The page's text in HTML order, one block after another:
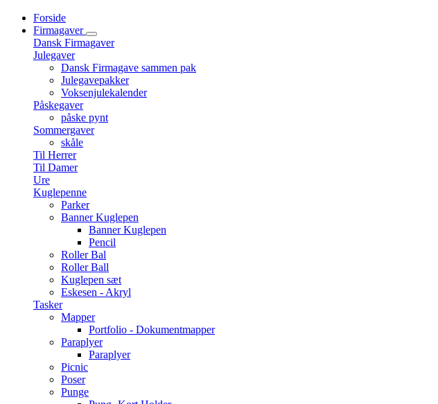
Forside
Firmagaver
Dansk Firmagaver
Julegaver
Dansk Firmagave sammen pak
Julegavepakker
Voksenjulekalender
Påskegaver
påske pynt
Sommergaver
skåle
Til Herrer
Til Damer
Ure
Kuglepenne
Parker
Banner Kuglepen
Banner Kuglepen
Pencil
Roller Bal
Roller Ball
Kuglepen sæt
Eskesen - Akryl
Tasker
Mapper
Portfolio - Dokumentmapper
Paraplyer
Paraplyer
Picnic
Poser
Punge